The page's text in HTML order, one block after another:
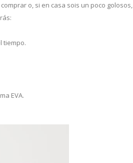
o, si en casa sois un poco golosos,
tiempo.
EVA.